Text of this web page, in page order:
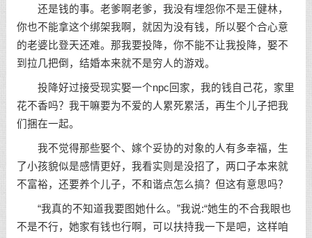
还是钱的事。老爹啊老爹，我没有埋怨你不是王健林，
你也不能拿这个绑架我啊，就因为没有钱，所以娶个合心意
的老婆比登天还难。那我要投降，你不能不让我投降，娶不
到拉几把倒，结婚本来就不是穷人的游戏。
投降好过接受现实娶一个npc回家，我的钱自己花，家里
花不香吗？我干嘛要为不爱的人累死累活，再生个儿子把我
们捆在一起。
我不觉得那些娶个、嫁个妥协的对象的人有多幸福，生
了小孩貌似是感情更好，我看实则是没招了，两口子本来就
不富裕，还要养个儿子，不和谐点怎么搞？但这有意思吗？
“我真的不知道我要图她什么。”我说:“她生的不合我眼也
不是不行，她家有钱也行啊，可以扶持我一下是吧，这样咱